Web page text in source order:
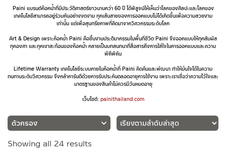
Paini แบรนด์ก๊อกน้ำที่มีประวัติศาสตร์ยาวนานกว่า 60 ปี ได้พิสูจน์ให้เห็นว่าโลกของศิลปะและโลกของ
เทคโนโลยีสามารถอยู่ร่วมกันอย่างงดงาม ทุกเส้นสายของการออกแบบไม่ได้เกิดขึ้นเพื่อความสวยงาม
เท่านั้น แต่เพื่อสุนทรียภาพที่คิดมาจากวิศวกรรมระดับโลก
Art & Design เพราะก๊อกน้ำ Paini คือชิ้นงานประติมากรรมในพื้นที่ชีวิต Paini จึงออกแบบให้ทุกสัมผัส
ทุกองศา และทุกเงาสะท้อนของก๊อกน้ำ กลายเป็นบทสนทนาที่สื่อสารถึงการใส่ใจในการออกแบบและความ
พิถีพิถัน
Lifetime Warranty เทคโนโลยีระบบภายในก๊อกน้ำที่ Paini คิดค้นและพัฒนา ทำให้มั่นใจได้ในความ
ทนทานระดับวิศวกรรม จึงกล้าการันตีด้วยการรับประกันตลอดอายุการใช้งาน เพราะเราเชื่อว่าความไว้ใจและ
มาตรฐานของสินค้าไม่ควรมีวันหมดอายุ
เว็บไซต์: painithailand.com
ประเภท
Showing all 24 results